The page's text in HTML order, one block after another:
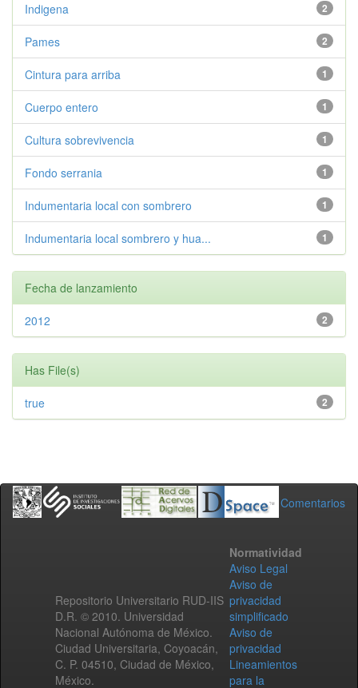
2
Indigena
2
Pames
1
Cintura para arriba
1
Cuerpo entero
1
Cultura sobrevivencia
1
Fondo serrania
1
Indumentaria local con sombrero
1
Indumentaria local sombrero y hua...
Fecha de lanzamiento
2
2012
Has File(s)
2
true
Comentarios
Repositorio Universitario RUD-IIS
D.R. © 2010. Universidad
Nacional Autónoma de México.
Ciudad Universitaria, Coyoacán,
C. P. 04510, Ciudad de México,
México.
Normatividad
Aviso Legal
Aviso de
privacidad
simplificado
Aviso de
privacidad
Lineamientos
para la